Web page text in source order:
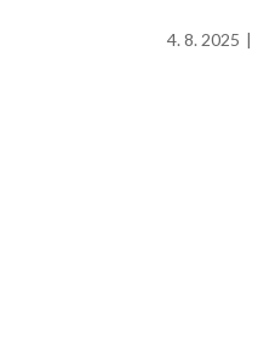
4. 8. 2025 |